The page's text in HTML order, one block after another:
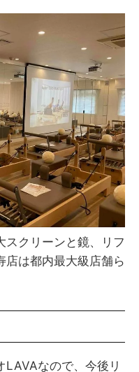
スクリーンと鏡、リフ
店は都内最大級店舗ら
LAVAなので、今後リ